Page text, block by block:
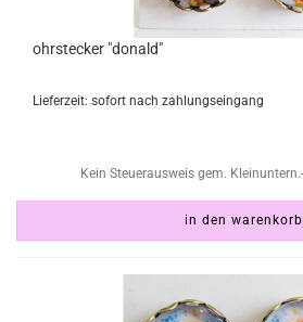
ohrstecker "donald"
Lieferzeit: sofort nach zahlungseingang
Kein Steuerausweis gem.
in den warenkorb